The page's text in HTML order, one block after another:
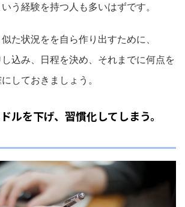
う経験を持つ人も多いはずです。
た状況をを自ら作り出すために、
込み、日程を決め、それまでに何点を
しておきましょう。
ルを下げ、習慣化してしまう。